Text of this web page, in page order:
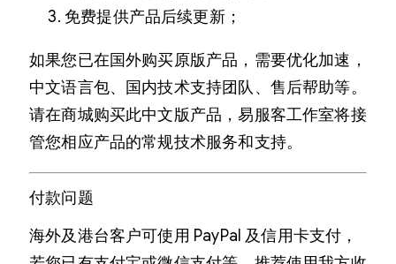
免费提供产品后续更新；
如果您已在国外购买原版产品，需要优化加速，
中文语言包、国内技术支持团队、售后帮助等。
请在商城购买此中文版产品，易服客工作室将接
管您相应产品的常规技术服务和支持。
付款问题
海外及港台客户可使用 PayPal 及信用卡支付，